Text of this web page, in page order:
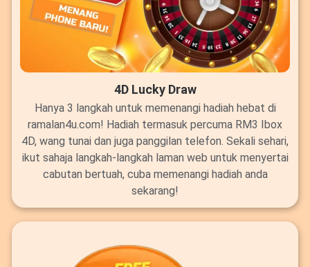
4D Lucky Draw
Hanya 3 langkah untuk memenangi hadiah hebat di
ramalan4u.com! Hadiah termasuk percuma RM3 Ibox
4D, wang tunai dan juga panggilan telefon. Sekali sehari,
ikut sahaja langkah-langkah laman web untuk menyertai
cabutan bertuah, cuba memenangi hadiah anda
sekarang!